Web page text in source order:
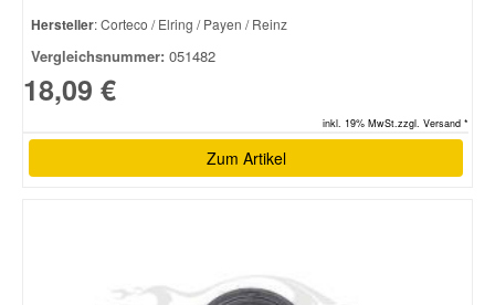
Hersteller: Corteco / Elring / Payen / Reinz
Vergleichsnummer: 051482
18,09 €
inkl. 19% MwSt.zzgl. Versand *
Zum Artikel